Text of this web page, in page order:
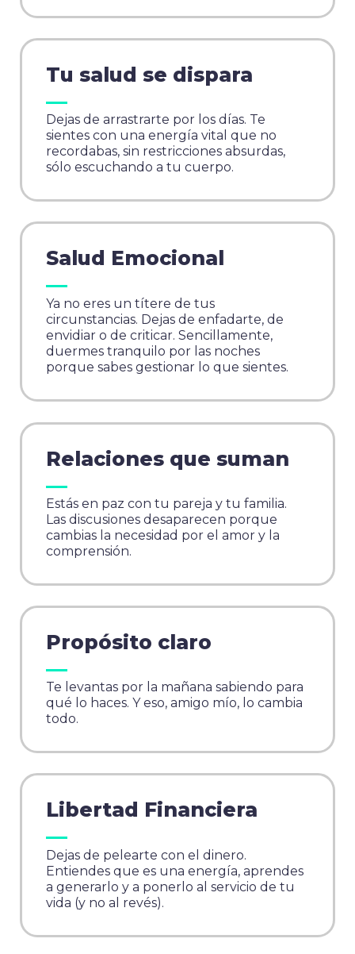
Tu salud se dispara
Dejas de arrastrarte por los días. Te
sientes con una energía vital que no
recordabas, sin restricciones absurdas,
sólo escuchando a tu cuerpo.
Salud Emocional
Ya no eres un títere de tus
circunstancias. Dejas de enfadarte, de
envidiar o de criticar. Sencillamente,
duermes tranquilo por las noches
porque sabes gestionar lo que sientes.
Relaciones que suman
Estás en paz con tu pareja y tu familia.
Las discusiones desaparecen porque
cambias la necesidad por el amor y la
comprensión.
Propósito claro
Te levantas por la mañana sabiendo para
qué lo haces. Y eso, amigo mío, lo cambia
todo.
Libertad Financiera
Dejas de pelearte con el dinero.
Entiendes que es una energía, aprendes
a generarlo y a ponerlo al servicio de tu
vida (y no al revés).